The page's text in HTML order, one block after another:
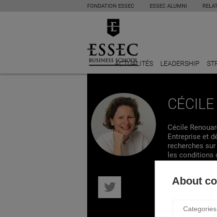
FONDATION ESSEC ESSEC ALUMNI
ACTUALITÉS LEADERSHIP
Cécile
Entreprise et
recherches
les conditions
plusieurs
reformer le
About
Categories